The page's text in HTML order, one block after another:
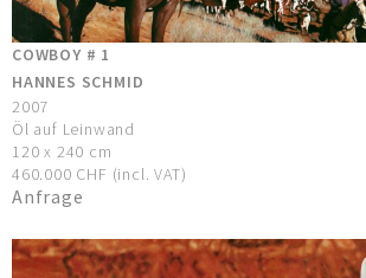
COWBOY # 1
HANNES SCHMID
2007
Öl auf Leinwand
120 x 240 cm
460.000 CHF (incl. VAT)
Anfrage